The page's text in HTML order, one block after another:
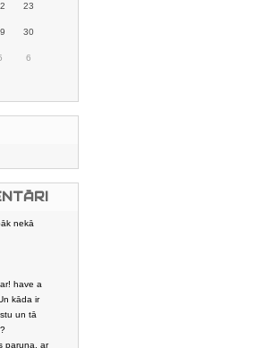
23
30
6
nekā
have a
kāda ir
un tā
paruna, ar